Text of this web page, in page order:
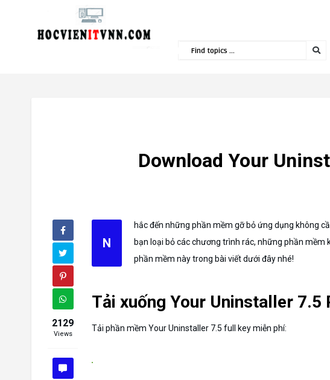
Popular Topics
Download Your
2129
Views
N
hắc đến những phần mềm gỡ bỏ ứng dụng không
bạn loại bỏ các chương trình rác, những phần mềm
phần mềm này trong bài viết dưới đây nhé!
Tải xuống Your Uninstaller
Tải phần mềm Your Uninstaller 7.5 full key miễn phí: